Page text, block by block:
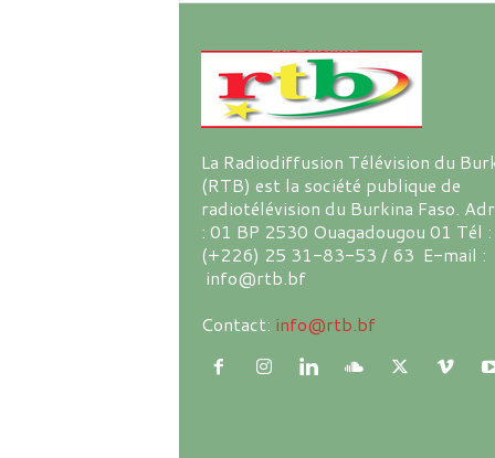
La Radiodiffusion Télévision du
(RTB) est la société publique de
radiotélévision du Burkina Faso.
: 01 BP 2530 Ouagadougou 01 Tél :
(+226) 25 31-83-53 / 63 E-mail :
info@rtb.bf
Contact: info@rtb.bf